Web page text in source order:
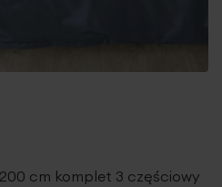
cm komplet 3 częściowy